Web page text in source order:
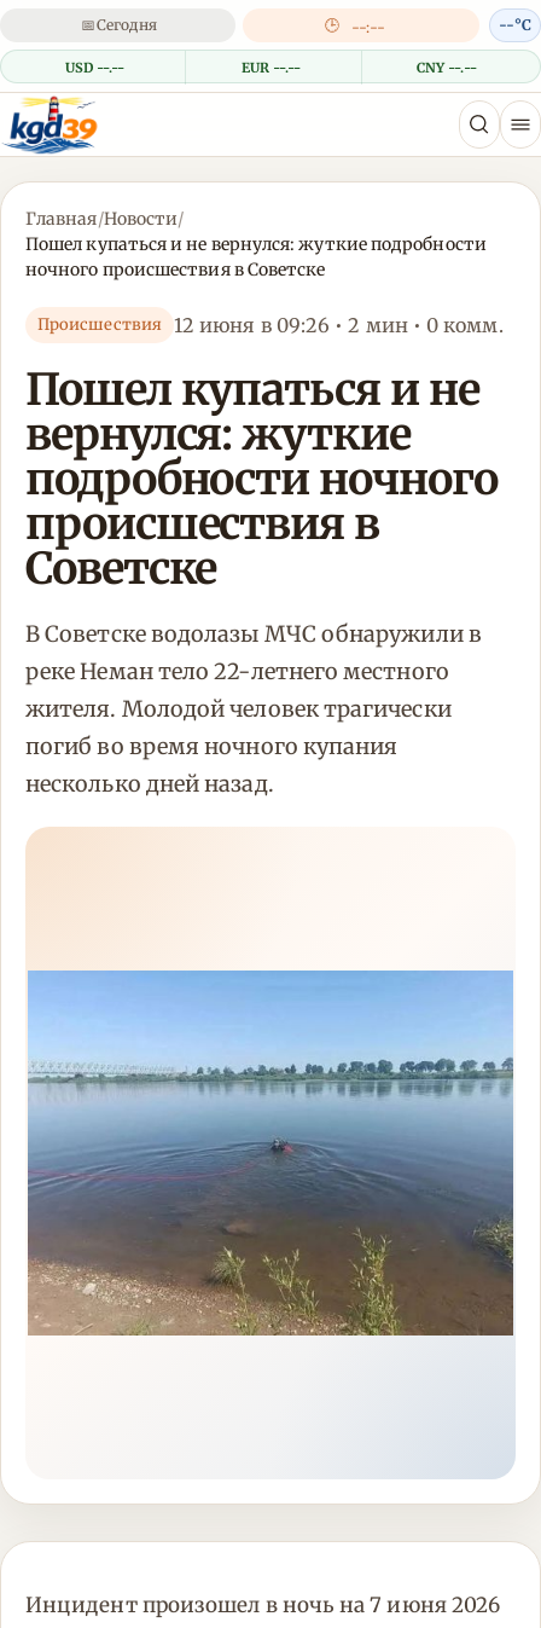
📅Сегодня 🕒 --:--
USD --.-- EUR --.-- CNY --.--
--°C
Главная/Новости/
Пошел купаться и не вернулся: жуткие подробности
ночного происшествия в Советске
Происшествия 12 июня в 09:26 • 2 мин • 0 комм.
Пошел купаться и не
вернулся: жуткие
подробности ночного
происшествия в
Советске
В Советске водолазы МЧС обнаружили в
реке Неман тело 22-летнего местного
жителя. Молодой человек трагически
погиб во время ночного купания
несколько дней назад.
Инцидент произошел в ночь на 7 июня 2026